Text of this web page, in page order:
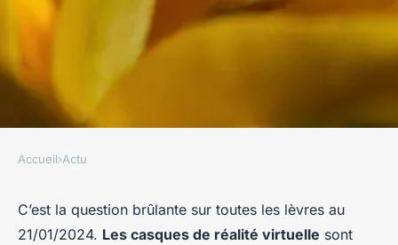
Quels sont les avantages des
Accueil›Actu
C’est la question brûlante sur toutes les lèvres au
21/01/2024. Les casques de réalité virtuelle sont